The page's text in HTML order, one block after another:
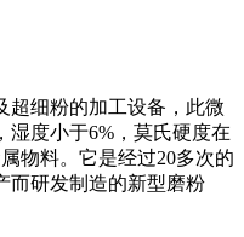
超细粉的加工设备，此微
湿度小于6%，莫氏硬度在
物料。它是经过20多次的
而研发制造的新型磨粉